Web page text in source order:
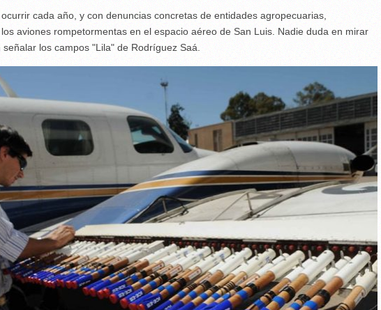
cada año, y con denuncias concretas de entidades agropecuarias,
aviones rompetormentas en el espacio aéreo de San Luis. Nadie duda en mirar
señalar los campos "Lila" de Rodríguez Saá.